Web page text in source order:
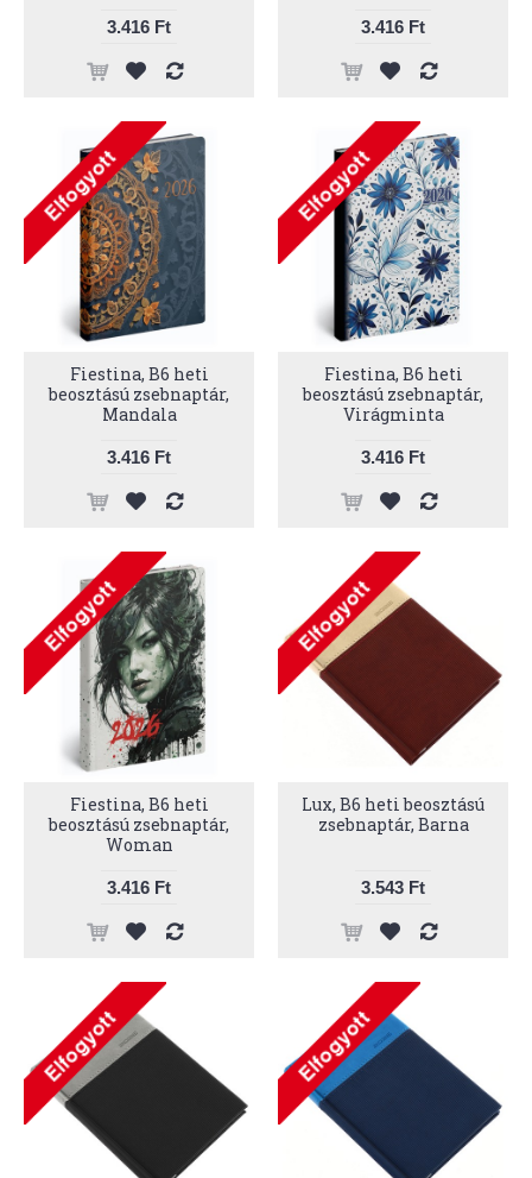
3.416 Ft 3.416 Ft
Fiestina, B6 heti
beosztású zsebnaptár,
Mandala
3.416 Ft
Fiestina, B6 heti
beosztású zsebnaptár,
Virágminta
3.416 Ft
Fiestina, B6 heti
beosztású zsebnaptár,
Woman
3.416 Ft
Lux, B6 heti beosztású
zsebnaptár, Barna
3.543 Ft